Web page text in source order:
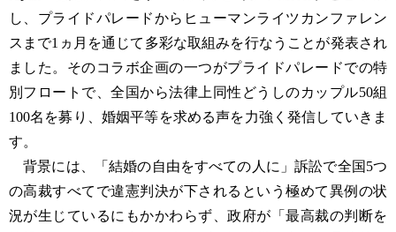
し、プライドパレードからヒューマンライツカンファレン
スまで1ヵ月を通じて多彩な取組みを行なうことが発表され
ました。そのコラボ企画の一つがプライドパレードでの特
別フロートで、全国から法律上同性どうしのカップル50組
100名を募り、婚姻平等を求める声を力強く発信していきま
す。
背景には、「結婚の自由をすべての人に」訴訟で全国5つ
の高裁すべてで違憲判決が下されるという極めて異例の状
況が生じているにもかかわらず、政府が「最高裁の判断を